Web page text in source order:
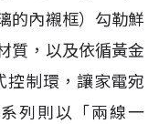
的內襯框）勾勒鮮
質，以及依循黃金
制環，讓家電宛
列則以「兩線一